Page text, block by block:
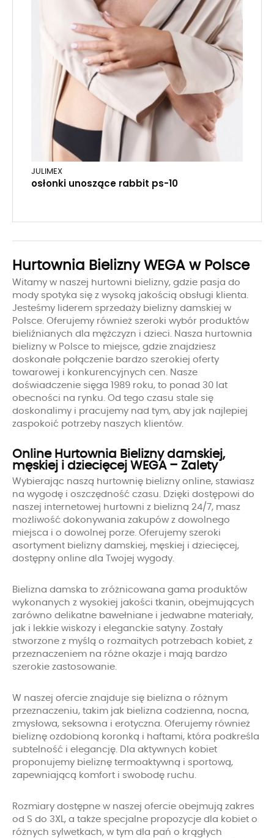
JULIMEX
osłonki unoszące rabbit ps-10
Hurtownia Bielizny WEGA w Polsce
Witamy w naszej hurtowni bielizny, gdzie pasja do
mody spotyka się z wysoką jakością obsługi klienta.
Jesteśmy liderem sprzedaży bielizny damskiej w
Polsce. Oferujemy również szeroki wybór produktów
bieliźnianych dla mężczyzn i dzieci. Nasza hurtownia
bielizny w Polsce to miejsce, gdzie znajdziesz
doskonałe połączenie bardzo szerokiej oferty
towarowej i konkurencyjnych cen. Nasze
doświadczenie sięga 1989 roku, to ponad 30 lat
obecności na rynku. Od tego czasu stale się
doskonalimy i pracujemy nad tym, aby jak najlepiej
zaspokoić potrzeby naszych klientów.
Online Hurtownia Bielizny damskiej,
męskiej i dziecięcej WEGA – Zalety
Wybierając naszą hurtownię bielizny online, stawiasz
na wygodę i oszczędność czasu. Dzięki dostępowi do
naszej internetowej hurtowni z bielizną 24/7, masz
możliwość dokonywania zakupów z dowolnego
miejsca i o dowolnej porze. Oferujemy szeroki
asortyment bielizny damskiej, męskiej i dziecięcej,
dostępny online dla Twojej wygody.
Bielizna damska to zróżnicowana gama produktów
wykonanych z wysokiej jakości tkanin, obejmujących
zarówno delikatne bawełniane i jedwabne materiały,
jak i lekkie wiskozy i eleganckie satyny. Zostały
stworzone z myślą o rozmaitych potrzebach kobiet, z
przeznaczeniem na różne okazje i mają bardzo
szerokie zastosowanie.
W naszej ofercie znajduje się bielizna o różnym
przeznaczeniu, takim jak bielizna codzienna, nocna,
zmysłowa, seksowna i erotyczna. Oferujemy również
bieliznę ozdobioną koronką i haftami, która podkreśla
subtelność i elegancję. Dla aktywnych kobiet
proponujemy bieliznę termoaktywną i sportową,
zapewniającą komfort i swobodę ruchu.
Rozmiary dostępne w naszej ofercie obejmują zakres
od S do 3XL, a także specjalne propozycje dla kobiet o
różnych sylwetkach, w tym dla pań o krągłych